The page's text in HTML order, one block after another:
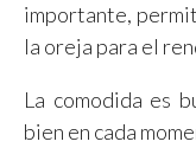
importante,
la oreja para el
La comodida es
bien en cada